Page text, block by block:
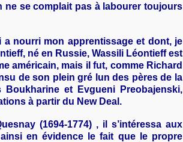
se complait pas à labourer toujours
nourri mon apprentissage et dont, je
né en Russie, Wassili Léontieff est
américain, mais il fut, comme Richard
de son plein gré lun des pères de la
et Evgueni Preobajenski,
à partir du New Deal.
(1694-1774) , il s’intéressa aux
en évidence le fait que le propre